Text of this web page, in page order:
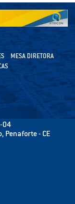
MESA DIRETORA
04
Penaforte - CE